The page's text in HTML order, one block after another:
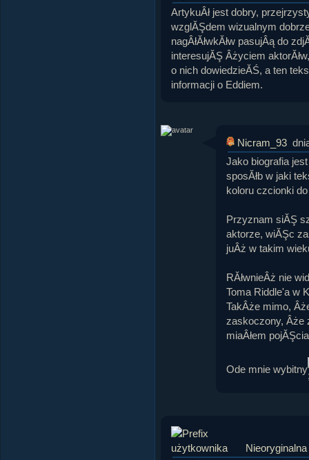
ArtykuÂł jest dobry,
wzglĂŞdem wizualnym
nagÂłĂłwkĂłw pasujÂą do
interesujĂŞ Âżyciem
o nich dowiedzieĂŚ, a ten
informacji o Eddiem.
Nicram_93
Jako biografia
sposĂłb w jaki
koloru czcionki
Przyznam siĂŞ
aktorze, wiĂŞc
juÂż w takim
RĂłwnieÂż nie
Toma Riddle'a w
TakÂże mimo,
zaskoczony, Âże
miaÂłem
Ode mnie wybitny
Nieoryginalna